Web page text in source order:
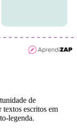
de
escritos em
legenda.